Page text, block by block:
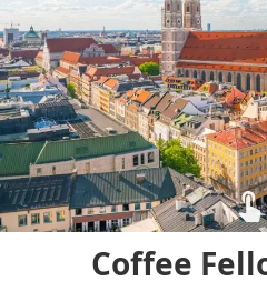
Coffee